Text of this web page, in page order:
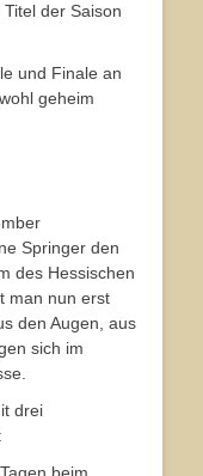
der Saison
und Finale an
geheim
Springer den
des Hessischen
man nun erst
den Augen, aus
sich im
drei